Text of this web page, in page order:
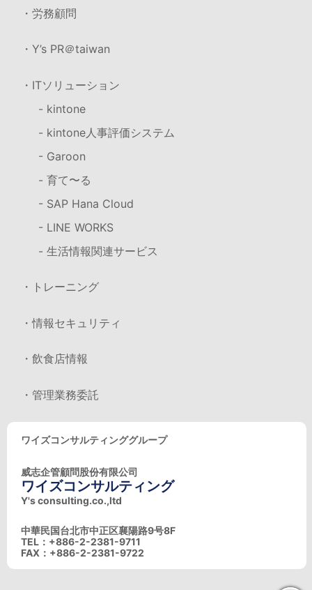
・労務顧問
・Y’s PR＠taiwan
・ITソリューション
- kintone
- kintone人事評価システム
- Garoon
- 育て〜る
- SAP Hana Cloud
- LINE WORKS
- 生活情報関連サービス
・トレーニング
・情報セキュリティ
・飲食店情報
・管理業務委託
ワイズコンサルティンググループ
威志企管顧問股份有限公司
ワイズコンサルティング
Y's consulting.co.,ltd
中華民国台北市中正区襄陽路9号8F
TEL：+886-2-2381-9711
FAX：+886-2-2381-9722